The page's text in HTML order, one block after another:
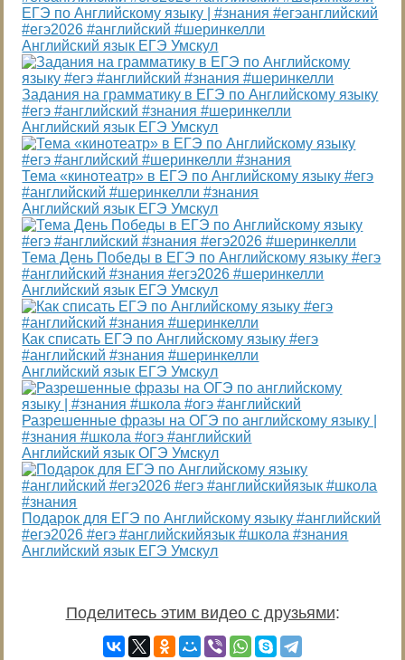
ЕГЭ по Английскому языку | #знания #егэанглийский
#егэ2026 #английский #шеринкелли
Английский язык ЕГЭ Умскул
Задания на грамматику в ЕГЭ по Английскому языку
#егэ #английский #знания #шеринкелли
Английский язык ЕГЭ Умскул
Тема «кинотеатр» в ЕГЭ по Английскому языку #егэ
#английский #шеринкелли #знания
Английский язык ЕГЭ Умскул
Тема День Победы в ЕГЭ по Английскому языку #егэ
#английский #знания #егэ2026 #шеринкелли
Английский язык ЕГЭ Умскул
Как списать ЕГЭ по Английскому языку #егэ
#английский #знания #шеринкелли
Английский язык ЕГЭ Умскул
Разрешенные фразы на ОГЭ по английскому языку |
#знания #школа #огэ #английский
Английский язык ОГЭ Умскул
Подарок для ЕГЭ по Английскому языку #английский
#егэ2026 #егэ #английскийязык #школа #знания
Английский язык ЕГЭ Умскул
Поделитесь этим видео с друзьями: